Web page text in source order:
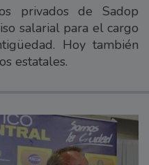
privados de Sadop
salarial para el cargo
Hoy también
estatales.